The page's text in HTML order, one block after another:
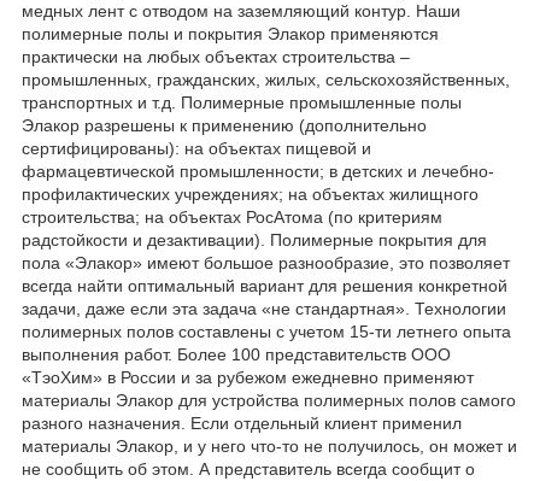
медных лент с отводом на заземляющий контур. Наши
полимерные полы и покрытия Элакор применяются
практически на любых объектах строительства –
промышленных, гражданских, жилых, сельскохозяйственных,
транспортных и т.д. Полимерные промышленные полы
Элакор разрешены к применению (дополнительно
сертифицированы): на объектах пищевой и
фармацевтической промышленности; в детских и лечебно-
профилактических учреждениях; на объектах жилищного
строительства; на объектах РосАтома (по критериям
радстойкости и дезактивации). Полимерные покрытия для
пола «Элакор» имеют большое разнообразие, это позволяет
всегда найти оптимальный вариант для решения конкретной
задачи, даже если эта задача «не стандартная». Технологии
полимерных полов составлены с учетом 15-ти летнего опыта
выполнения работ. Более 100 представительств ООО
«ТэоХим» в России и за рубежом ежедневно применяют
материалы Элакор для устройства полимерных полов самого
разного назначения. Если отдельный клиент применил
материалы Элакор, и у него что-то не получилось, он может и
не сообщить об этом. А представитель всегда сообщит о